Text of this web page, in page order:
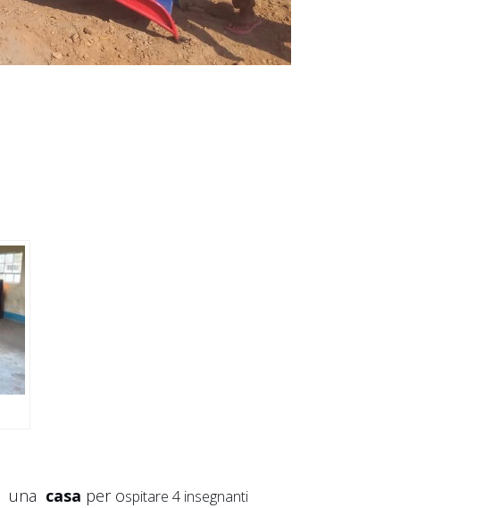
una casa per ospitare 4 insegnanti